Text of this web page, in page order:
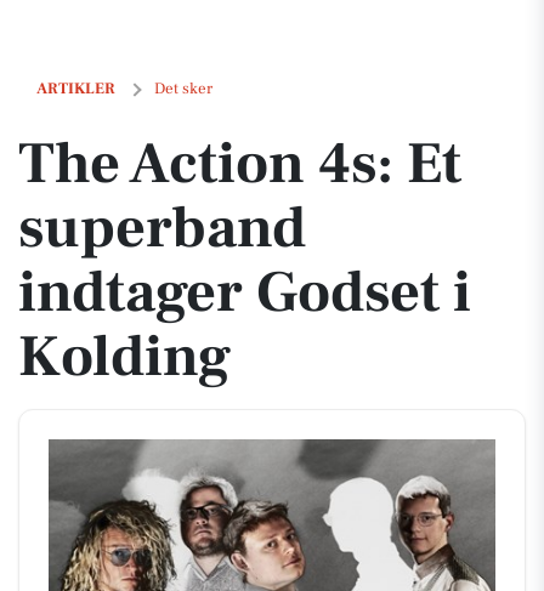
ARTIKLER Det sker
The Action 4s: Et superband indtager Godset i Kolding
The Action 4s: Et
superband
indtager Godset i
Kolding